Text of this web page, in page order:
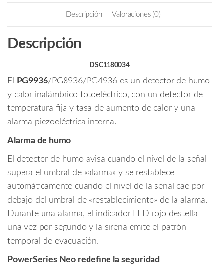
inalámbrico
tecnología
Power
compatible
NEO,
PRO,
Qolsys
#PLANDEBENEFICIOS
cantidad
o
itt
ail
Descripción Valoraciones (0)
Descripción
DSC1180034
El PG9936/PG8936/PG4936 es un detector de humo
y calor inalámbrico fotoeléctrico, con un detector de
temperatura fija y tasa de aumento de calor y una
alarma piezoeléctrica interna.
Alarma de humo
El detector de humo avisa cuando el nivel de la señal
supera el umbral de «alarma» y se restablece
automáticamente cuando el nivel de la señal cae por
debajo del umbral de «restablecimiento» de la alarma.
Durante una alarma, el indicador LED rojo destella
una vez por segundo y la sirena emite el patrón
temporal de evacuación.
PowerSeries Neo redefine la seguridad